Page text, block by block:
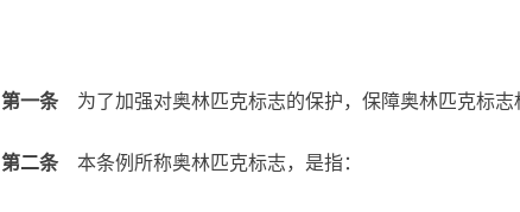
第一条 为了加强对奥林匹克标志的保护，保障奥林匹克标志
第二条 本条例所称奥林匹克标志，是指：